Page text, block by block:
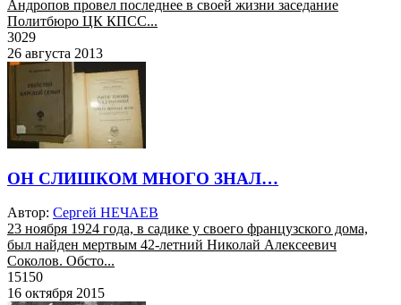
Андропов провел последнее в своей жизни заседание
Политбюро ЦК КПСС...
3029
26 августа 2013
ОН СЛИШКОМ МНОГО ЗНАЛ…
Автор: Сергей НЕЧАЕВ
23 ноября 1924 года, в садике у своего французского дома,
был найден мертвым 42-летний Николай Алексеевич
Соколов. Обсто...
15150
16 октября 2015